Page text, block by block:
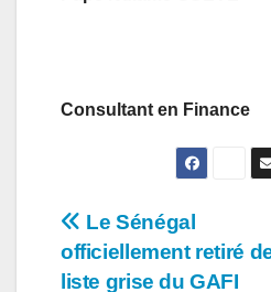
Consultant en Finance
Navigation
de
Le Sénégal
officiellement retiré
liste grise du GAFI